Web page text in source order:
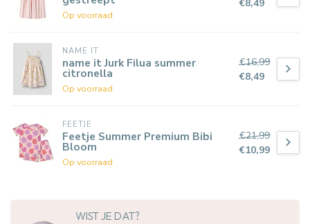
Op voorraad
€8,49
NAME IT
name it Jurk Filua summer
citronella
Op voorraad
€16,99
€8,49
FEETJE
Feetje Summer Premium Bibi
Bloom
Op voorraad
€21,99
€10,99
WIST JE DAT?